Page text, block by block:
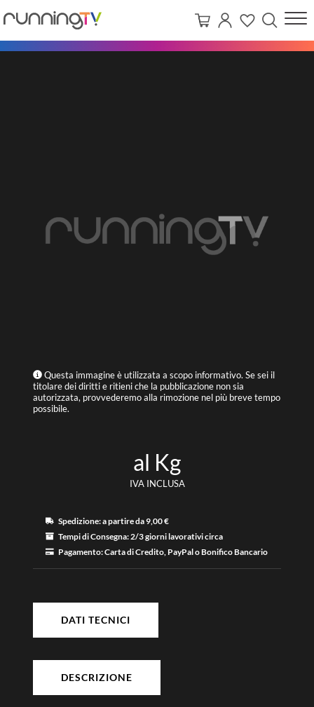
Questa immagine è utilizzata a scopo informativo. Se sei il
titolare dei diritti e ritieni che la pubblicazione non sia
autorizzata, provvederemo alla rimozione nel più breve tempo
possibile.
al Kg
IVA INCLUSA
Spedizione:a partire da 9,00 €
Tempi di Consegna:2/3 giorni lavorativi circa
Pagamento:Carta di Credito, PayPal o Bonifico Bancario
DATI TECNICI
DESCRIZIONE